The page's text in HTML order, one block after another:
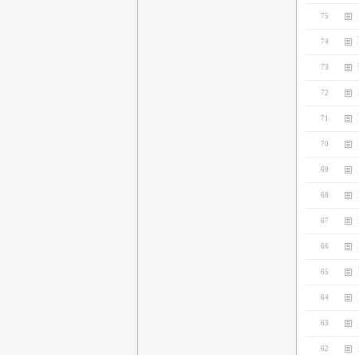
75
74
73
72
71
70
69
68
67
66
65
64
63
62